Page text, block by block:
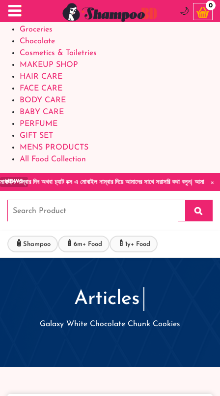
Food Supplements
Baby Foods
Groceries
Chocolate
Cosmetics & Toiletries
MAKEUP SHOP
HAIR CARE
FACE CARE
BODY CARE
BABY CARE
PERFUME
GIFT SET
MENS PRODUCTS
All Food Collection
×
NEWSচ্যাট বক্স এ মোবাইল নাম্বার দিয়ে আমাদের সাথে সরাসরি কথা বলুন| আমাদের যেকোনো
🌙
0
🧴 Shampoo 🍼 6m+ Food 🍼 1y+ Food
Articles
Galaxy White Chocolate Chunk Cookies